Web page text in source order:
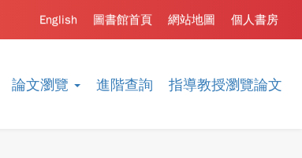
論文瀏覽 進階查詢 指導教授瀏覽論文
個人書房
網站地圖
圖書館首頁
English